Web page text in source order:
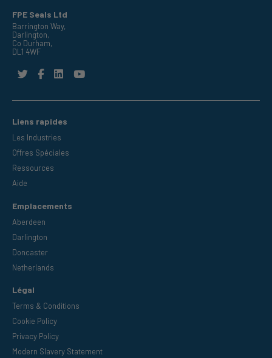
FPE Seals Ltd
Barrington Way,
Darlington,
Co Durham,
DL1 4WF
Liens rapides
Les Industries
Offres Spéciales
Ressources
Aide
Emplacements
Aberdeen
Darlington
Doncaster
Netherlands
Légal
Terms & Conditions
Cookie Policy
Privacy Policy
Modern Slavery Statement